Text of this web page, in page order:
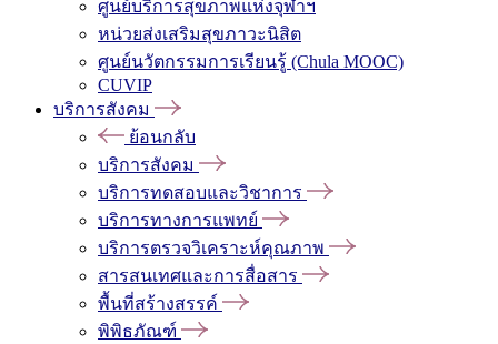
ศูนย์บริการสุขภาพแห่งจุฬาฯ
หน่วยส่งเสริมสุขภาวะนิสิต
ศูนย์นวัตกรรมการเรียนรู้ (Chula MOOC)
CUVIP
บริการสังคม
ย้อนกลับ
บริการสังคม
บริการทดสอบและวิชาการ
บริการทางการแพทย์
บริการตรวจวิเคราะห์คุณภาพ
สารสนเทศและการสื่อสาร
พื้นที่สร้างสรรค์
พิพิธภัณฑ์